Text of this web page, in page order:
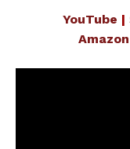
YouTube |